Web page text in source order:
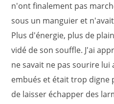
n'ont finalement pas
sous un manguier et
Plus d'énergie, plus de
vidé de son souffle. J'ai
ne savait ne pas sourire lui
embués et était trop digne
de laisser échapper des